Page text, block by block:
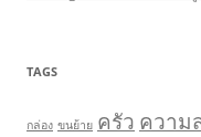
TAGS
กล่อง ขนย้าย ครัว ความ